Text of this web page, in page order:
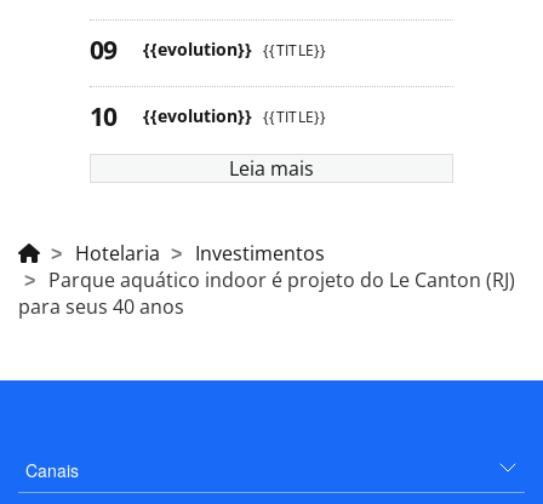
{{evolution}} {{TITLE}}
{{evolution}} {{TITLE}}
Leia mais
Hotelaria
Investimentos
Parque aquático indoor é projeto do Le Canton (RJ)
para seus 40 anos
Canais